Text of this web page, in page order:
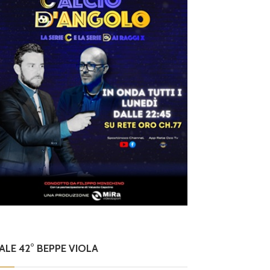
42° BEPPE VIOLA